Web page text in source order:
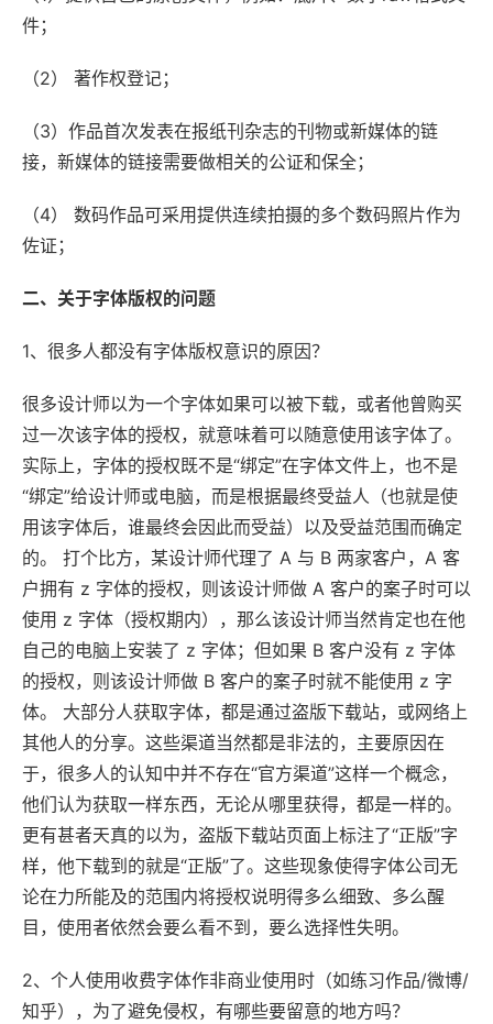
件；
（2） 著作权登记；
（3）作品首次发表在报纸刊杂志的刊物或新媒体的链
接，新媒体的链接需要做相关的公证和保全；
（4） 数码作品可采用提供连续拍摄的多个数码照片作为
佐证；
二、关于字体版权的问题
1、很多人都没有字体版权意识的原因？
很多设计师以为一个字体如果可以被下载，或者他曾购买
过一次该字体的授权，就意味着可以随意使用该字体了。
实际上，字体的授权既不是“绑定”在字体文件上，也不是
“绑定”给设计师或电脑，而是根据最终受益人（也就是使
用该字体后，谁最终会因此而受益）以及受益范围而确定
的。 打个比方，某设计师代理了 A 与 B 两家客户，A 客
户拥有 z 字体的授权，则该设计师做 A 客户的案子时可以
使用 z 字体（授权期内），那么该设计师当然肯定也在他
自己的电脑上安装了 z 字体；但如果 B 客户没有 z 字体
的授权，则该设计师做 B 客户的案子时就不能使用 z 字
体。 大部分人获取字体，都是通过盗版下载站，或网络上
其他人的分享。这些渠道当然都是非法的，主要原因在
于，很多人的认知中并不存在“官方渠道”这样一个概念，
他们认为获取一样东西，无论从哪里获得，都是一样的。
更有甚者天真的以为，盗版下载站页面上标注了“正版”字
样，他下载到的就是“正版”了。这些现象使得字体公司无
论在力所能及的范围内将授权说明得多么细致、多么醒
目，使用者依然会要么看不到，要么选择性失明。
2、个人使用收费字体作非商业使用时（如练习作品/微博/
知乎），为了避免侵权，有哪些要留意的地方吗？